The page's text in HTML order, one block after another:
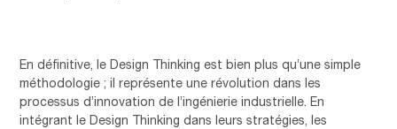
En définitive, le Design Thinking est bien plus qu’une simple
méthodologie ; il représente une révolution dans les
processus d’innovation de l’ingénierie industrielle. En
intégrant le Design Thinking dans leurs stratégies, les